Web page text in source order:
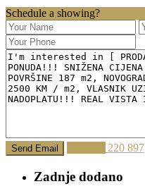
Schedule a showing?
062 220 897
Zadnje dodano